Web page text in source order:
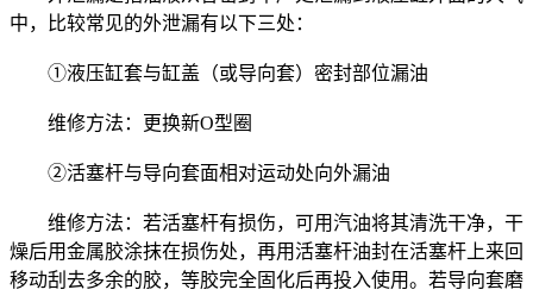
中，比较常见的外泄漏有以下三处：
①液压缸套与缸盖（或导向套）密封部位漏油
维修方法：更换新O型圈
②活塞杆与导向套面相对运动处向外漏油
维修方法：若活塞杆有损伤，可用汽油将其清洗干净，干
燥后用金属胶涂抹在损伤处，再用活塞杆油封在活塞杆上来回
移动刮去多余的胶，等胶完全固化后再投入使用。若导向套磨